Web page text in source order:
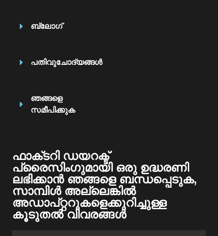
ബ്ലോഗ്
പതിവുചോദ്യങ്ങൾ
ഞങ്ങളെ
സമീപിക്കുക
ഫാക്‌ടറി ഡയറക്ട്
പ്രൈസിംഗുമായി ഒരു ഉദ്ധരണി
ലഭിക്കാൻ ഞങ്ങളെ ബന്ധപ്പെടുക,
സാമ്പിൾ അല്ലെങ്കിൽ
അഡാപ്റ്ററുകളെക്കുറിച്ചുള്ള
കൂടുതൽ വിവരങ്ങൾ